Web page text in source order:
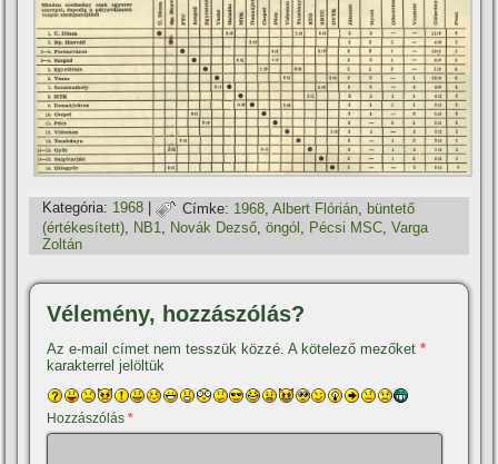
Kategória: 1968 | Címke: 1968 ,Albert Flórián ,büntető
(értékesí­tett), NB1, Novák Dezső,öngól , Pécsi MSC,Varga
Zoltán
Vélemény, hozzászólás?
Az e-mail címet nem tesszük közzé. A kötelező mezőket*
karakterrel jelöltük
Hozzászólás*